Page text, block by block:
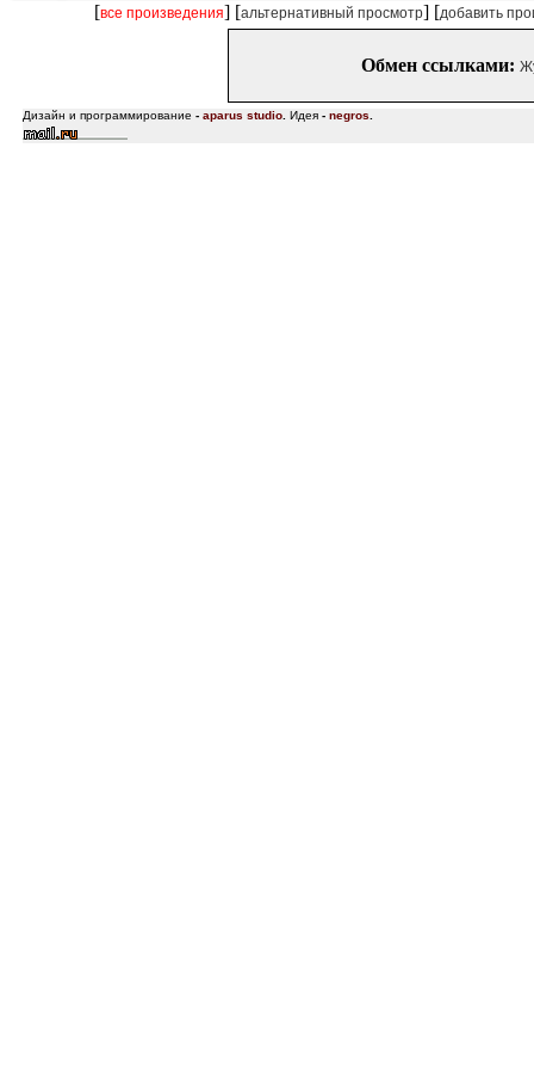
[все произведения] [альтернативный просмотр] [добавить
Обмен ссылками:
Дизайн и программирование - aparus studio Идея - negros